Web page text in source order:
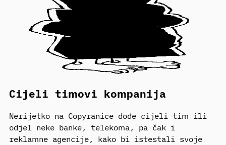
Cijeli timovi kompanija
Nerijetko na Copyranice dođe cijeli tim ili
odjel neke banke, telekoma, pa čak i
reklamne agencije, kako bi istestali svoje